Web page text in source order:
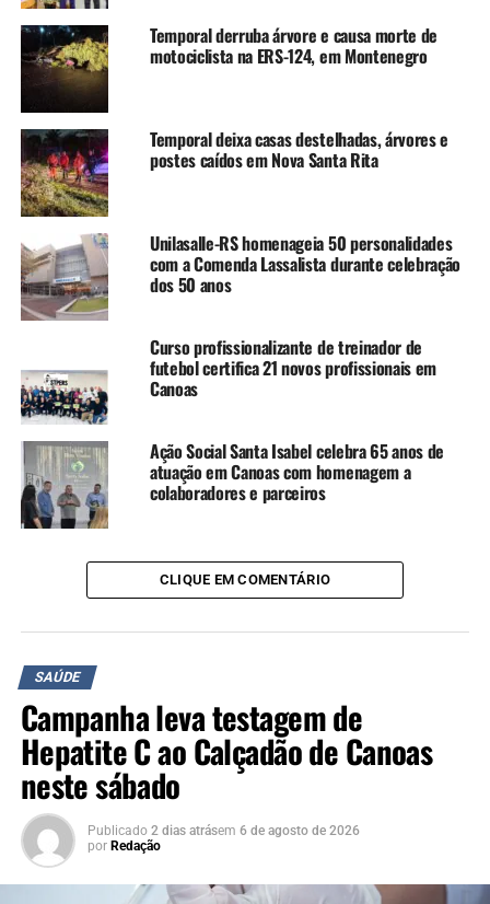
Os mutirões têm sido apontados como um dos principais
fatores para os avanços. A fila para mamografias, por
exemplo, foi zerada em fevereiro. Ações semelhantes
foram realizadas para espirografias, cateterismos e
cirurgias específicas. Em julho, teve início um mutirão
para colonoscopias, com meta de 500 exames no HNSG.
TÓPICOS RELACIONADOS:
A SEGUIR UP
Volta às aulas após recesso de inverno acende alerta para
risco de reintrodução do sarampo no Estado
Prefeito de Canoas se reúne com Simers para buscar apoio
na contratação de pediatras para o Hospital Universitário
Temporal derruba árvore e causa morte de
motociclista na ERS-124, em Montenegro
Temporal deixa casas destelhadas, árvores e
postes caídos em Nova Santa Rita
Unilasalle-RS homenageia 50 personalidades
com a Comenda Lassalista durante celebração
dos 50 anos
Curso profissionalizante de treinador de
futebol certifica 21 novos profissionais em
Canoas
Ação Social Santa Isabel celebra 65 anos de
atuação em Canoas com homenagem a
colaboradores e parceiros
CLIQUE EM COMENTÁRIO
SAÚDE
Campanha leva testagem de
Hepatite C ao Calçadão de Canoas
neste sábado
Publicado 2 dias atrásem 6 de agosto de 2026
por Redação